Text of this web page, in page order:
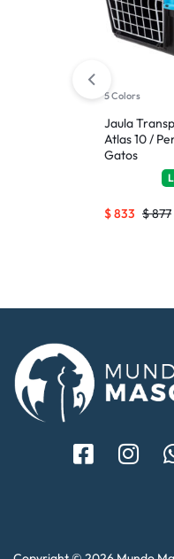
5 Colors
Jaula
Atlas 10 /
Gatos
$877
$833